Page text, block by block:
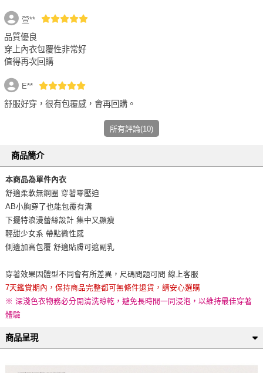
萱**
品質優良
穿上內衣包覆性非常好
值得再次回購
E**
舒服好穿，很有包覆感，會再回購。
所有評論(10)
商品簡介
本商品為單件內衣
舒適柔軟無鋼圈 穿著零壓迫
AB小胸穿了也能包覆有溝
下擺特浪漫蕾絲設計 集中又顯瘦
輕甜少女系 帶點微性感
側邊加高包覆 舒適貼膚可遮副乳
穿著效果因體型不同會有所差異，尺碼問題可問 線上客服
7天鑑賞期內，保持商品完整都可無條件退貨，請安心選購
※ 深淺色衣物務必分開清洗晾乾，避免長時間一同浸泡，以維持最佳穿著
體驗
商品呈現